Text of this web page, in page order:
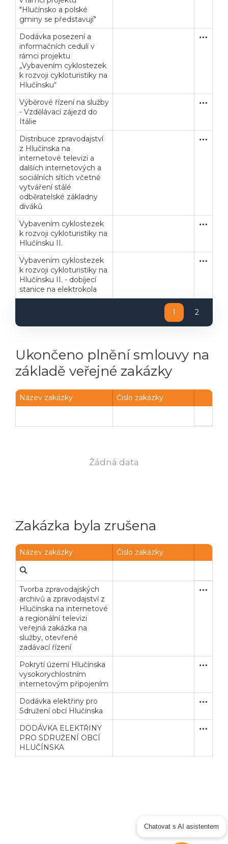
"Hlučínsko a polské
gminy se představují"
Dodávka posezení a
informačních cedulí v
rámci projektu
„Vybavením cyklostezek
k rozvoji cykloturistiky na
Hlučínsku“
Výběrové řízení na služby
- Vzdělávací zájezd do
Itálie
Služby
Distribuce zpravodajství
z Hlučínska na
internetové televizi a
dalších internetových a
sociálních sítích včetně
vytváření stálé
odběratelské základny
diváků
Služby
Vybavením cyklostezek
k rozvoji cykloturistiky na
Hlučínsku II.
Vybavením cyklostezek
k rozvoji cykloturistiky na
Hlučínsku II. - dobíjecí
stanice na elektrokola
1 2
Ukončeno plnění smlouvy na
základě veřejné zakázky
Název zakázky Číslo zakázky
Žádná data
Zakázka byla zrušena
Název zakázky Číslo zakázky
Tvorba zpravodajských
archivů a zpravodajství z
Hlučínska na internetové
a regionální televizi
veřejná zakázka na
služby, otevřené
zadávací řízení
Služby
Pokrytí území Hlučínska
vysokorychlostním
internetovým připojením
Soutěž
Služby
Dodávka elektřiny pro
Sdružení obcí Hlučínska
DODÁVKA ELEKTŘINY
PRO SDRUŽENÍ OBCÍ
HLUČÍNSKA
Chatovat s AI asistentem
Veřejné zakázky Zadavatel Webináře
Poslat
Powered by chaterimo